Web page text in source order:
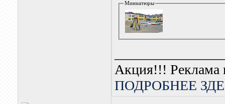
Миниатюры
Акция!!! Реклама
ПОДРОБНЕЕ